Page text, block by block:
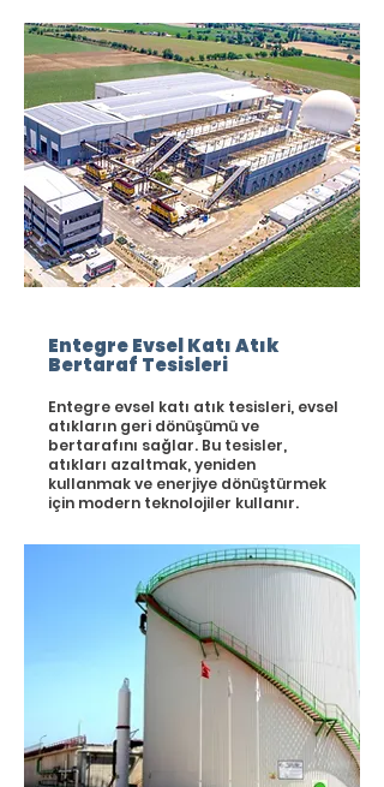
Entegre Evsel Katı Atık
Bertaraf Tesisleri
Entegre evsel katı atık tesisleri, evsel
atıkların geri dönüşümü ve
bertarafını sağlar. Bu tesisler,
atıkları azaltmak, yeniden
kullanmak ve enerjiye dönüştürmek
için modern teknolojiler kullanır.